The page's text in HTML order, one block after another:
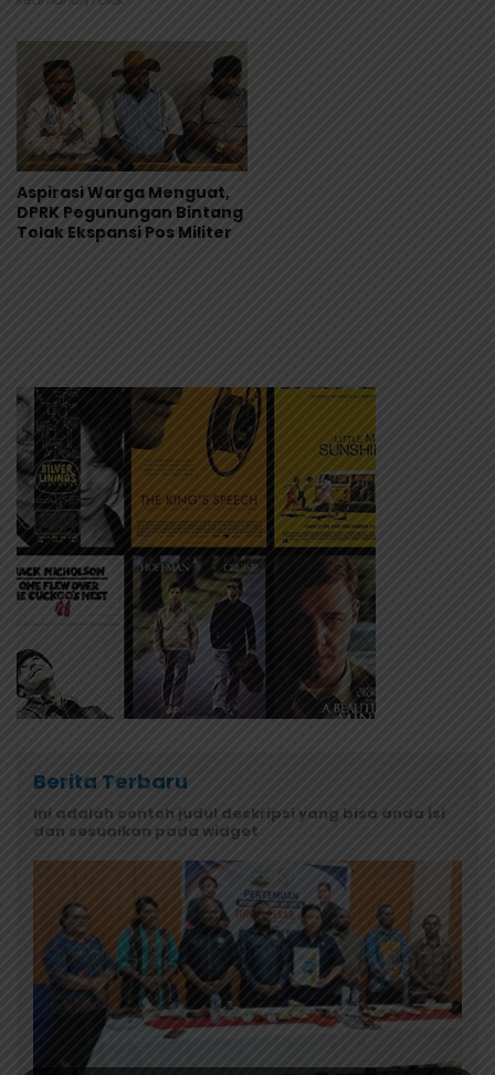
Aspirasi Warga Menguat,
DPRK Pegunungan Bintang
Tolak Ekspansi Pos Militer
Berita Terbaru
Ini adalah contoh judul deskripsi yang bisa anda isi
dan sesuaikan pada widget